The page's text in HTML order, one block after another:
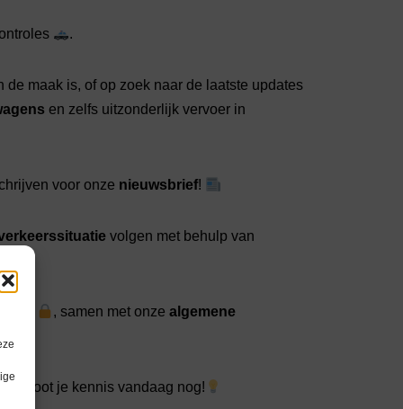
.
de maak is, of op zoek naar de laatste updates
en zelfs uitzonderlijk vervoer in
voor onze nieuwsbrief!
volgen met behulp van
, samen met onzealgemene
je kennis vandaag nog!